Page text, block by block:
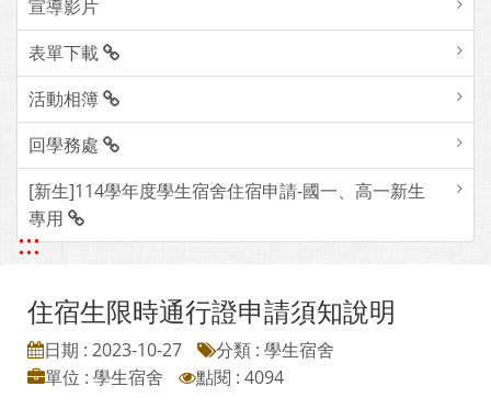
宣導影片
表單下載
活動相簿
回學務處
[新生]114學年度學生宿舍住宿申請-國一、高一新生
專用
:::
住宿生限時通行證申請須知說明
日期 : 2023-10-27
分類 : 學生宿舍
單位 : 學生宿舍
點閱 : 4094